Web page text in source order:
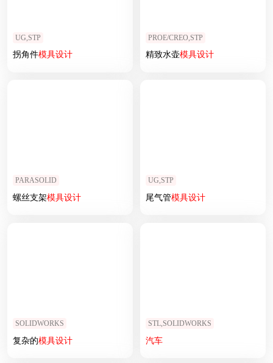
UG,STP
拐角件模具设计
PROE/CREO,STP
精致水壶模具设计
PARASOLID
螺丝支架模具设计
UG,STP
尾气管模具设计
SOLIDWORKS
复杂的模具设计
STL,SOLIDWORKS
汽车